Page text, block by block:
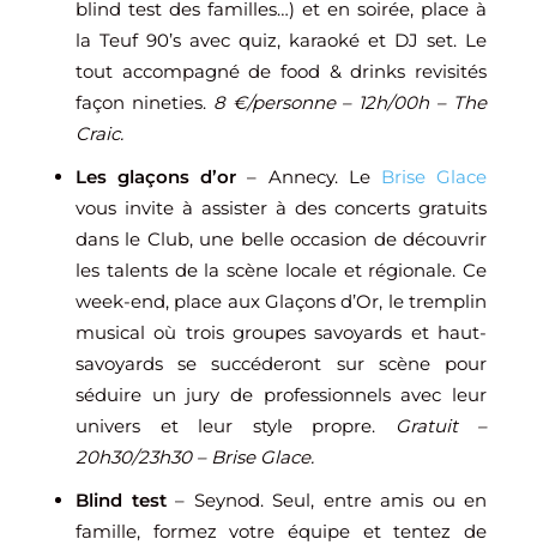
blind test des familles…) et en soirée, place à
la Teuf 90’s avec quiz, karaoké et DJ set. Le
tout accompagné de food & drinks revisités
façon nineties.8 €/personne – 12h/00h – The
Craic.
Les glaçons d’or – Annecy. Le Brise Glace
vous invite à assister à des concerts gratuits
dans le Club, une belle occasion de découvrir
les talents de la scène locale et régionale. Ce
week-end, place aux Glaçons d’Or, le tremplin
musical où trois groupes savoyards et haut-
savoyards se succéderont sur scène pour
séduire un jury de professionnels avec leur
univers et leur style propre.
Gratuit –
20h30/23h30 – Brise Glace.
Blind test– Seynod. Seul, entre amis ou en
famille, formez votre équipe et tentez de